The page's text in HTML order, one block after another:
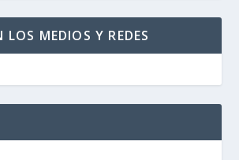
MEDIOS Y REDES